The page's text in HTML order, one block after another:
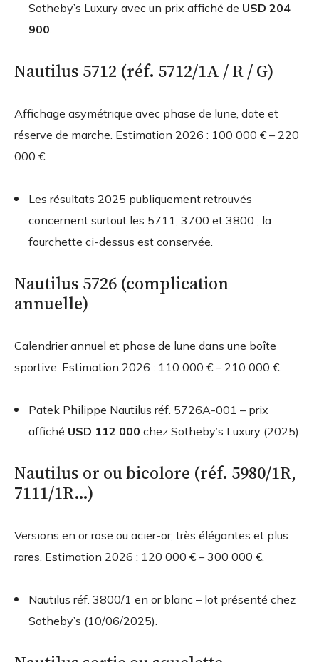
Sotheby’s Luxury avec un prix affiché de USD 204
900.
Nautilus 5712 (réf. 5712/1A / R / G)
Affichage asymétrique avec phase de lune, date et
réserve de marche. Estimation 2026 : 100 000 € – 220
000 €.
Les résultats 2025 publiquement retrouvés
concernent surtout les 5711, 3700 et 3800 ; la
fourchette ci-dessus est conservée.
Nautilus 5726 (complication
annuelle)
Calendrier annuel et phase de lune dans une boîte
sportive. Estimation 2026 : 110 000 € – 210 000 €.
Patek Philippe Nautilus réf. 5726A-001 – prix
affiché USD 112 000 chez Sotheby’s Luxury (2025).
Nautilus or ou bicolore (réf. 5980/1R,
7111/1R…)
Versions en or rose ou acier-or, très élégantes et plus
rares. Estimation 2026 : 120 000 € – 300 000 €.
Nautilus réf. 3800/1 en or blanc – lot présenté chez
Sotheby’s (10/06/2025).